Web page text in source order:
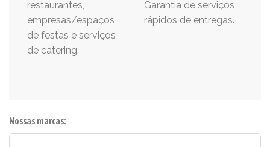
restaurantes,
empresas/espaços
de festas e serviços
de catering.
Garantia de serviços
rápidos de entregas.
Nossas marcas: